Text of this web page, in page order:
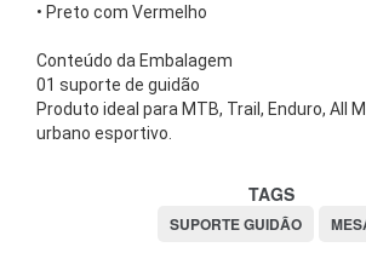
• Preto com Vermelho
Conteúdo da Embalagem
01 suporte de guidão
Produto ideal para MTB, Trail, Enduro, All
urbano esportivo.
TAGS
SUPORTE GUIDÃO